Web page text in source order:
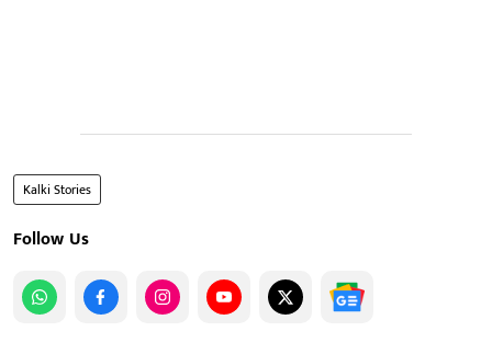
Kalki Stories
Follow Us